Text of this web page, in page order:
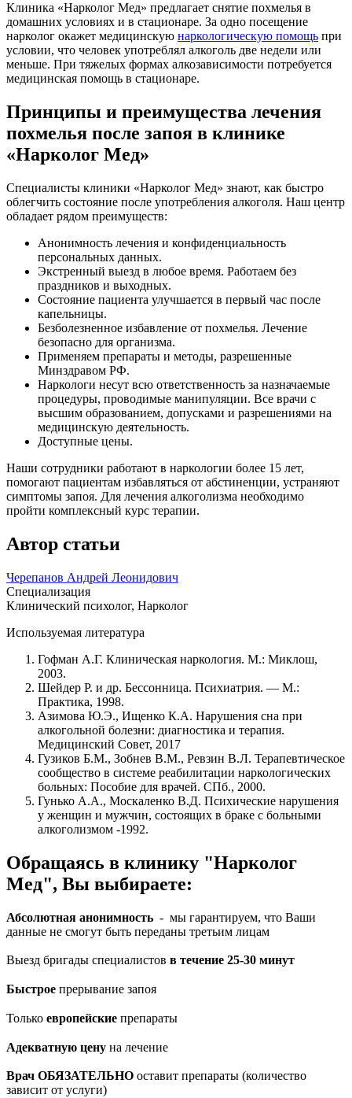
Клиника «Нарколог Мед» предлагает снятие похмелья в
домашних условиях и в стационаре. За одно посещение
нарколог окажет медицинскую наркологическую помощь при
условии, что человек употреблял алкоголь две недели или
меньше. При тяжелых формах алкозависимости потребуется
медицинская помощь в стационаре.
Принципы и преимущества лечения
похмелья после запоя в клинике
«Нарколог Мед»
Специалисты клиники «Нарколог Мед» знают, как быстро
облегчить состояние после употребления алкоголя. Наш центр
обладает рядом преимуществ:
Анонимность лечения и конфиденциальность
персональных данных.
Экстренный выезд в любое время. Работаем без
праздников и выходных.
Состояние пациента улучшается в первый час после
капельницы.
Безболезненное избавление от похмелья. Лечение
безопасно для организма.
Применяем препараты и методы, разрешенные
Минздравом РФ.
Наркологи несут всю ответственность за назначаемые
процедуры, проводимые манипуляции. Все врачи с
высшим образованием, допусками и разрешениями на
медицинскую деятельность.
Доступные цены.
Наши сотрудники работают в наркологии более 15 лет,
помогают пациентам избавляться от абстиненции, устраняют
симптомы запоя. Для лечения алкоголизма необходимо
пройти комплексный курс терапии.
Автор статьи
Черепанов Андрей Леонидович
Специализация
Клинический психолог, Нарколог
Используемая литература
Гофман А.Г. Клиническая наркология. М.: Миклош,
2003.
Шейдер Р. и др. Бессонница. Психиатрия. — М.:
Практика, 1998.
Азимова Ю.Э., Ищенко К.А. Нарушения сна при
алкогольной болезни: диагностика и терапия.
Медицинский Совет, 2017
Гузиков Б.М., Зобнев В.М., Ревзин В.Л. Терапевтическое
сообщество в системе реабилитации наркологических
больных: Пособие для врачей. СПб., 2000.
Гунько A.A., Москаленко В.Д. Психические нарушения
у женщин и мужчин, состоящих в браке с больными
алкоголизмом -1992.
Обращаясь в клинику "Нарколог
Мед", Вы выбираете:
Абсолютная анонимность - мы гарантируем, что Ваши
данные не смогут быть переданы третьим лицам
Выезд бригады специалистов в течение 25-30 минут
Быстрое прерывание запоя
Только европейские препараты
Адекватную цену на лечение
Врач ОБЯЗАТЕЛЬНО оставит препараты (количество
зависит от услуги)